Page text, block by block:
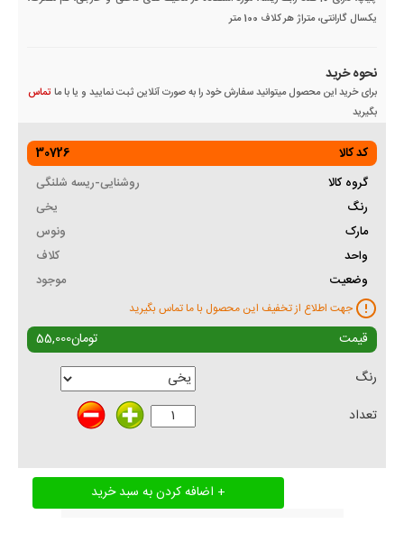
یکسال گارانتی، متراژ هر کلاف 100 متر
نحوه خرید
برای خرید این محصول میتوانید سفارش خود را به صورت آنلاین ثبت نمایید و یا با ما تماس
بگیرید
کد کالا
30726
گروه کالا
روشنایی-ریسه شلنگی
رنگ
یخی
مارک
ونوس
واحد
کلاف
وضعیت
موجود
جهت اطلاع از تخفیف این محصول با ما تماس بگیرید
قیمت 55,000تومان
رنگ
تعداد